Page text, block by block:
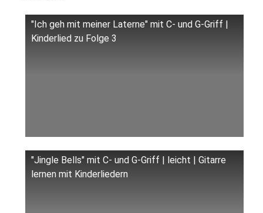
"Ich geh mit meiner Laterne" mit C- und G-Griff |
Kinderlied zu Folge 3
"Jingle Bells" mit C- und G-Griff | leicht | Gitarre
lernen mit Kinderliedern